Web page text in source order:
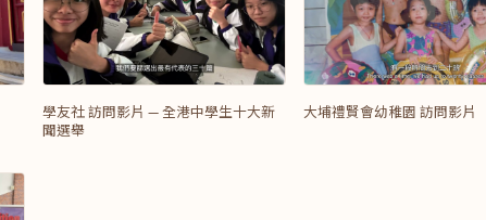
學友社 訪問影片 — 全港中學生十大新
聞選舉
大埔禮賢會幼稚園 訪問影片